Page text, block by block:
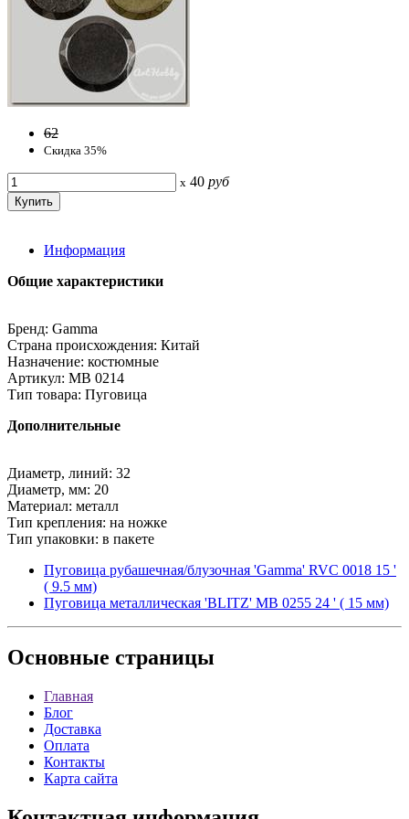
62
Скидка 35%
x 40 руб
Информация
Общие характеристики
Бренд: Gamma
Страна происхождения: Китай
Назначение: костюмные
Артикул: MB 0214
Тип товара: Пуговица
Дополнительные
Диаметр, линий: 32
Диаметр, мм: 20
Материал: металл
Тип крепления: на ножке
Тип упаковки: в пакете
Пуговица рубашечная/блузочная 'Gamma' RVC 0018 15 '
( 9.5 мм)
Пуговица металлическая 'BLITZ' MB 0255 24 ' ( 15 мм)
Основные страницы
Главная
Блог
Доставка
Оплата
Контакты
Карта сайта